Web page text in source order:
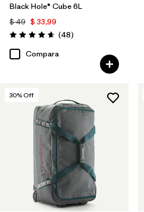
Black Hole® Cube 6L
$ 49 $ 33,99
Valoración: 4.7 / 5
(48Comentarios
)
Compara
30% Off